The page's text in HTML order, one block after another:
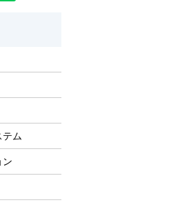
テム
ン